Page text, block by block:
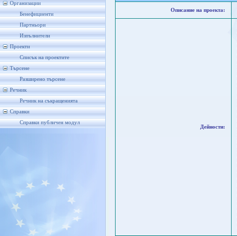
Организации
Бенефициенти
Партньори
Изпълнители
Проекти
Списък на проектите
Търсене
Разширено търсене
Речник
Речник на съкращенията
Справки
Справки публичен модул
Описание на проекта:
Дейности: